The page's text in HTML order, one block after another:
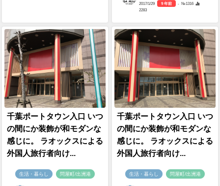
2017/1/29 9 年前
- №1316
2283
千葉ポートタウン入口 いつ
の間にか装飾が和モダンな
感じに。 ラオックスによる
外国人旅行者向け...
生活・暮らし 問屋町/出洲港
千葉ポートタウン入口 いつ
の間にか装飾が和モダンな
感じに。 ラオックスによる
外国人旅行者向け...
生活・暮らし 問屋町/出洲港